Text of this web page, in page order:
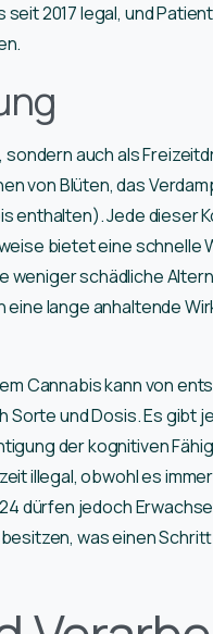
2017 legal, und
sondern auch als
von Blüten, das
enthalten). Jede dieser
bietet eine schnelle
weniger schädliche
lange anhaltende
Cannabis kann von
und Dosis. Es gibt
der kognitiven
illegal, obwohl es
dürfen jedoch
was einen